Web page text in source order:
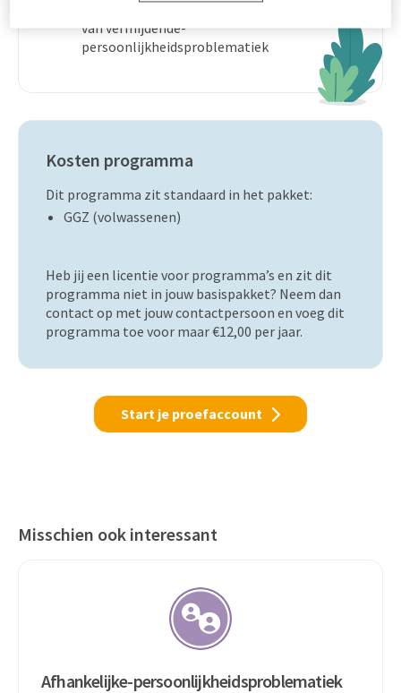
van vermijdende-
persoonlijkheidsproblematiek
Kosten programma
Dit programma zit standaard in het pakket:
GGZ (volwassenen)
Heb jij een licentie voor programma’s en zit dit
programma niet in jouw basispakket? Neem dan
contact op met jouw contactpersoon en voeg dit
programma toe voor maar €12,00 per jaar.
Start je proefaccount
Misschien ook interessant
Afhankelijke-persoonlijkheidsproblematiek